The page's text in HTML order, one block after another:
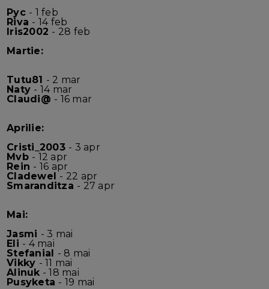
Pyc - 1 feb
Riva - 14 feb
Iris2002 - 28 feb
Martie:
Tutu81 - 2 mar
Naty - 14 mar
Claudi@ - 16 mar
Aprilie:
Cristi_2003 - 3 apr
Mvb - 12 apr
Rein - 16 apr
Cladewel - 22 apr
Smaranditza - 27 apr
Mai:
Jasmi - 3 mai
Eli - 4 mai
Stefanial - 8 mai
Vikky - 11 mai
Alinuk - 18 mai
Pusyketa - 19 mai